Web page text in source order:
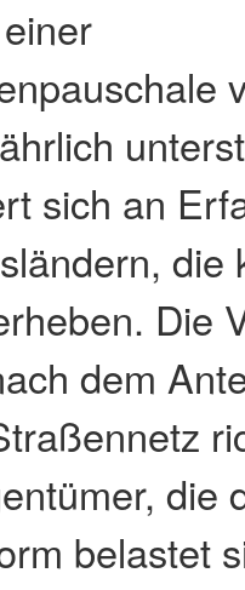
sich an
die
Die
dem
die
belastet